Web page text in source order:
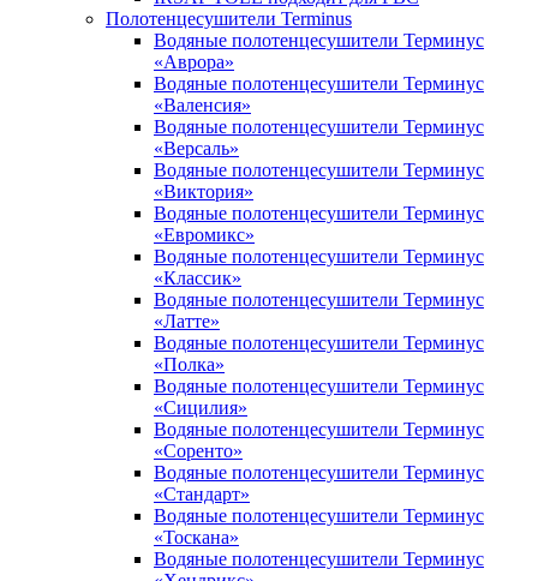
Полотенцесушители Terminus
Водяные полотенцесушители Терминус
«Аврора»
Водяные полотенцесушители Терминус
«Валенсия»
Водяные полотенцесушители Терминус
«Версаль»
Водяные полотенцесушители Терминус
«Виктория»
Водяные полотенцесушители Терминус
«Евромикс»
Водяные полотенцесушители Терминус
«Классик»
Водяные полотенцесушители Терминус
«Латте»
Водяные полотенцесушители Терминус
«Полка»
Водяные полотенцесушители Терминус
«Сицилия»
Водяные полотенцесушители Терминус
«Соренто»
Водяные полотенцесушители Терминус
«Стандарт»
Водяные полотенцесушители Терминус
«Тоскана»
Водяные полотенцесушители Терминус